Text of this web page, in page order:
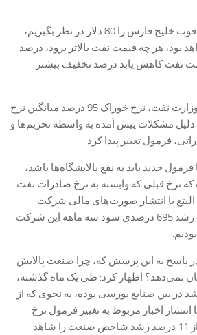
او بیان کرد: اگر نرخ نفت فوب خلیج فارس را 80 دلار در نظر بگیریم،
درصد خواهد بود، هر چه قیمت نفت بالاتر برود، درصد
نفت کاهش یابد درصد تخفیف بیشتر
او افزود: در ابلاغیه قبلی وزارت نفت، نرخ خوراک 95 درصد میانگین نرخ
دلیل مشکلات پیش آمده به واسطه تحریم‌ها و
فرمول تغییر پیدا کرد.
فرمول جدید باید به نفع پالایشگاه‌ها باشد،
نرخ قبلی که وابسته به نرخ صادرات نفت
البتع با انتشار صورت‌های مالی شرکت
پالایش نفت لاوان، شاهد رشد 695 درصدی سود سه ماهه این شرکت
پاسخ به این پرسش که، چرا صنعت پالایش
نمی‌دهد؟ اظهار کرد: طی یک ماه گذشته،
در بین صنایع بورسی بوده، به نحوی که از
انتشار اخبار مربوط به تغییر فرمول نرخ
خوراک پالایشگاها، بیش از 11 درصد رشد شاخص صنعت را شاهد